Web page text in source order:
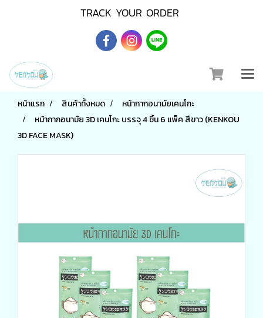
TRACK YOUR ORDER
หน้าแรก สินค้าทั้งหมด
หน้ากากอนามัยเคนโกะ
หน้ากากอนามัย 3D เคนโกะ บรรจุ 4 ชิ้น 6 แพ็ค สีขาว (KENKOU
3D FACE MASK)